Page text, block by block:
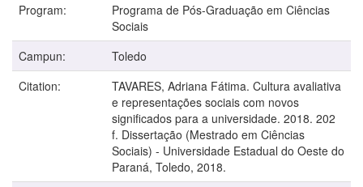
Program:
Programa de Pós-Graduação em Ciências
Sociais
Campun:
Toledo
Citation:
TAVARES, Adriana Fátima. Cultura avaliativa
e representações sociais com novos
significados para a universidade. 2018. 202
f. Dissertação (Mestrado em Ciências
Sociais) - Universidade Estadual do Oeste do
Paraná, Toledo, 2018.